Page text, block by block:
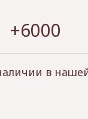
+6000
в